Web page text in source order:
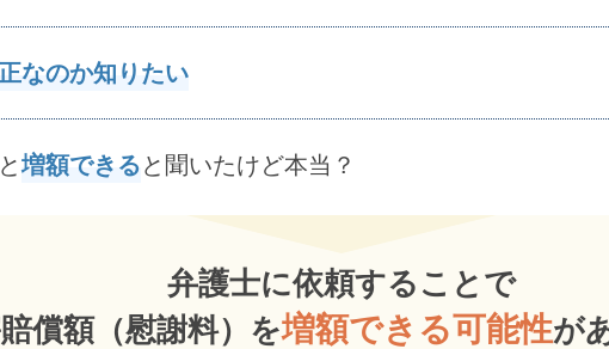
なのか知りたい
増額できると聞いたけど本当？
弁護士に依頼することで
償額（慰謝料）を増額できる可能性が